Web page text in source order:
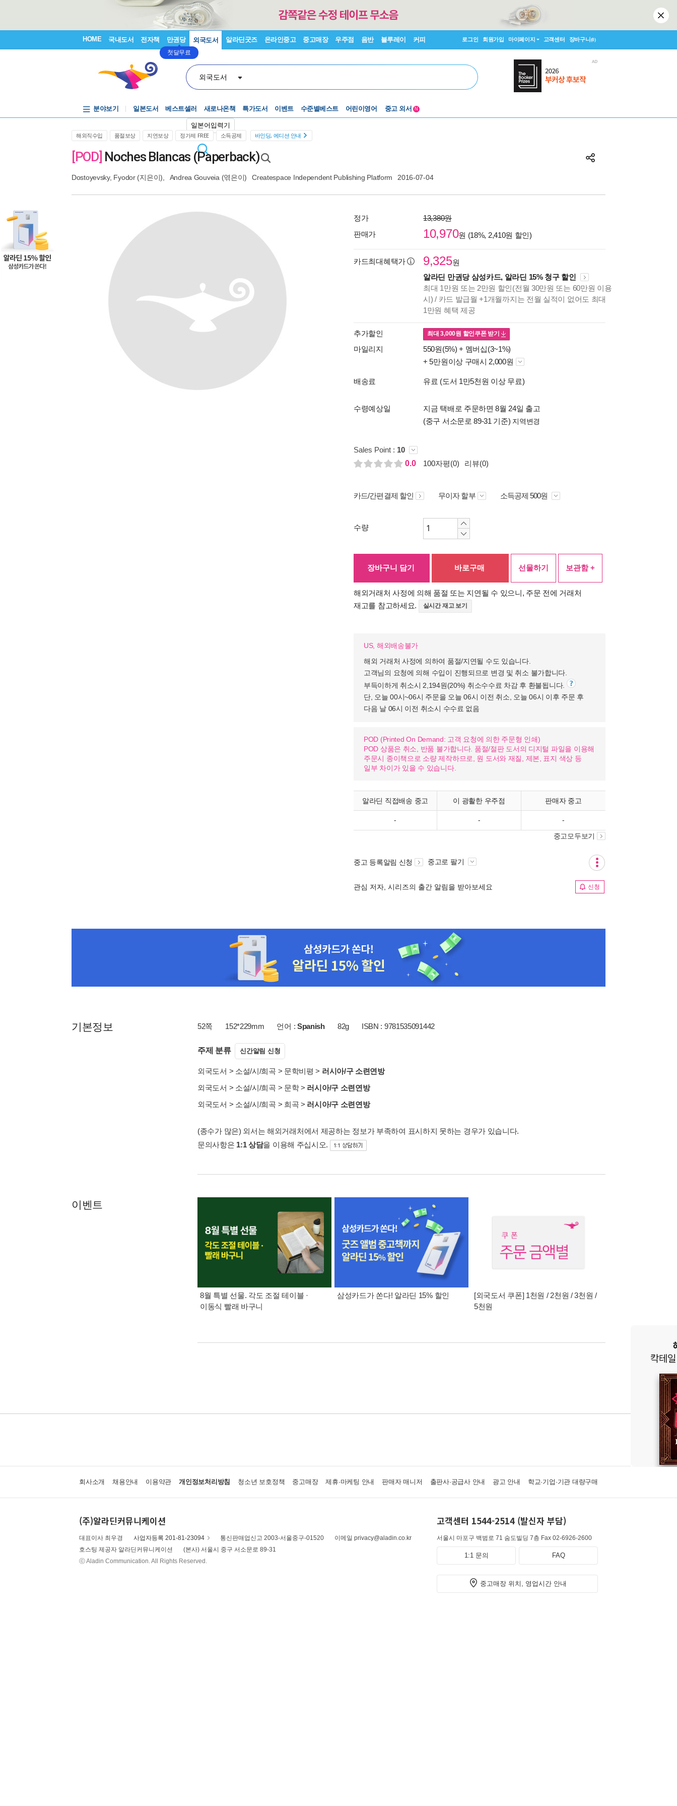
HOME 국내도서 전자책 만권당
첫달무료
외국도서 알라딘굿즈 온라인중고 중고매장 우주점 음반 블루레이 커피 로그인 회원가입 마이페이지 고객센터 장바구니(0)
외국도서
일본어입력기
분야보기 일본도서 베스트셀러 새로나온책 특가도서 이벤트
수준별베스트
수준별베스트
어린이영어
중고 외서
N
해외직수입 품절보상 지연보상 정가제 FREE 소득공제 바인딩, 에디션 안내
[POD] Noches Blancas (Paperback)
Dostoyevsky, Fyodor(지은이), Andrea Gouveia (엮은이) Createspace Independent Publishing Platform 2016-07-04
정가
13,380원
판매가
10,970원 (18%, 2,410원 할인)
카드최대혜택가 9,325원
알라딘 만권당 삼성카드, 알라딘 15% 청구 할인
최대 1만원 또는 2만원 할인(전월 30만원 또는 60만원 이용
시) / 카드 발급월 +1개월까지는 전월 실적이 없어도 최대
1만원 혜택 제공
추가할인 최대3,000원 할인쿠폰 받기
마일리지 550원(5%) + 멤버십(3~1%)
+ 5만원이상 구매시 2,000원
배송료 유료 (도서 1만5천원 이상 무료)
수령예상일
지금 택배로 주문하면 8월 24일 출고
(중구 서소문로 89-31 기준) 지역변경
Sales Point : 10
0.0
100자평(0) 리뷰(0)
카드/간편결제 할인 무이자 할부 소득공제 500원
수량
장바구니 담기 바로구매 선물하기 보관함 +
해외거래처 사정에 의해 품절 또는 지연될 수 있으니, 주문 전에 거래처
재고를 참고하세요.
실시간 재고 보기
US, 해외배송불가
해외 거래처 사정에 의하여 품절/지연될 수도 있습니다.
고객님의 요청에 의해 수입이 진행되므로 변경 및 취소 불가합니다.
부득이하게 취소시 2,194원(20%) 취소수수료 차감 후 환불됩니다.
단, 오늘 00시~06시 주문을 오늘 06시 이전 취소, 오늘 06시 이후 주문 후
다음 날 06시 이전 취소시 수수료 없음
POD (Printed On Demand: 고객 요청에 의한 주문형 인쇄)
POD 상품은 취소, 반품 불가합니다. 품절/절판 도서의 디지털 파일을 이용해
주문시 종이책으로 소량 제작하므로, 원 도서와 재질, 제본, 표지 색상 등
일부 차이가 있을 수 있습니다.
알라딘 직접배송 중고 이 광활한 우주점 판매자 중고
- - -
중고모두보기
중고 등록알림 신청 중고로 팔기
관심 저자, 시리즈의 출간 알림을 받아보세요 신청
기본정보 52쪽 152*229mm 언어 : Spanish 82g ISBN : 9781535091442
주제 분류 신간알림 신청
외국도서 > 소설/시/희곡 > 문학비평 > 러시아/구 소련연방
외국도서 > 소설/시/희곡 > 문학> 러시아/구 소련연방
외국도서 > 소설/시/희곡 > 희곡 > 러시아/구 소련연방
(종수가 많은) 외서는 해외거래처에서 제공하는 정보가 부족하여 표시하지 못하는 경우가 있습니다.
문의사항은 1:1 상담을 이용해 주십시오.
이벤트
8월 특별 선물. 각도 조절 테이블 ·
이동식 빨래 바구니
삼성카드가 쏜다! 알라딘 15% 할인
[외국도서 쿠폰] 1천원 / 2천원 / 3천원 /
5천원
회사소개 채용안내 이용약관 개인정보처리방침 청소년 보호정책 중고매장 제휴·마케팅 안내 판매자 매니저 출판사·공급사 안내 광고 안내 학교·기업·기관 대량구매
(주)알라딘커뮤니케이션
대표이사 최우경 사업자등록 201-81-23094 통신판매업신고 2003-서울중구-01520
이메일 privacy@aladin.co.kr
호스팅 제공자 알라딘커뮤니케이션
(본사) 서울시 중구 서소문로 89-31
ⓒ Aladin Communication. All Rights Reserved.
고객센터 1544-2514 (발신자 부담)
서울시 마포구 백범로 71 숨도빌딩 7층 Fax 02-6926-2600
1:1 문의 FAQ
중고매장 위치, 영업시간 안내